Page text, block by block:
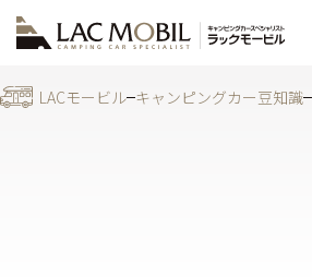
LACモービル キャンピングカー豆知識